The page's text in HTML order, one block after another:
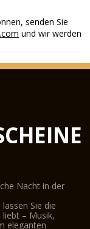
senden Sie
und wir werden
Nacht in der
Sie die
liebt – Musik,
eleganten